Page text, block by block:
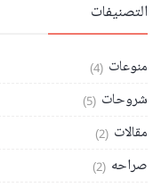
التصنيفات
منوعات (4)
شروحات (5)
مقالات (2)
صراحه (2)